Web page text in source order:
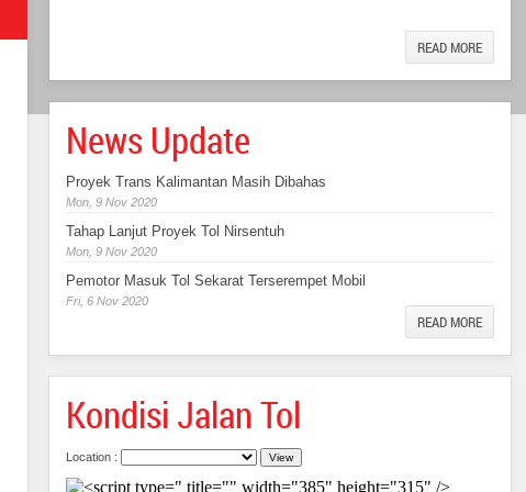
READ MORE
News Update
Proyek Trans Kalimantan Masih Dibahas
Mon, 9 Nov 2020
Tahap Lanjut Proyek Tol Nirsentuh
Mon, 9 Nov 2020
Pemotor Masuk Tol Sekarat Terserempet Mobil
Fri, 6 Nov 2020
READ MORE
Kondisi Jalan Tol
Location :